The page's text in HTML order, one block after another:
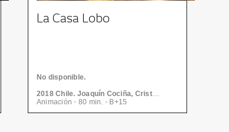
La Casa Lobo
No disponible.
2018 Chile. Joaquín Cociña, Cristóbal León.
Animación • 80 min. • B+15